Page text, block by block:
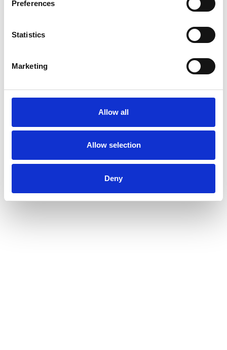
Preferences
Statistics
Marketing
Allow all
Allow selection
Deny